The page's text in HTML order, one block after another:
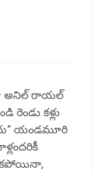
రెండు కళ్లు
యండమూరి